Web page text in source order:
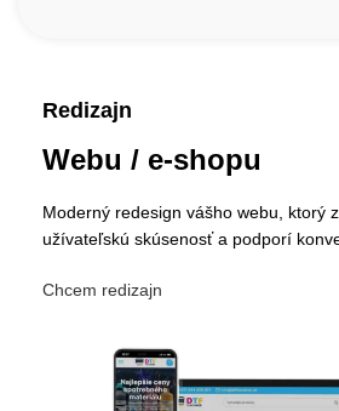
Redizajn
Webu / e-shopu
Moderný redesign vášho webu, ktorý
užívateľskú skúsenosť a podporí
Chcem redizajn